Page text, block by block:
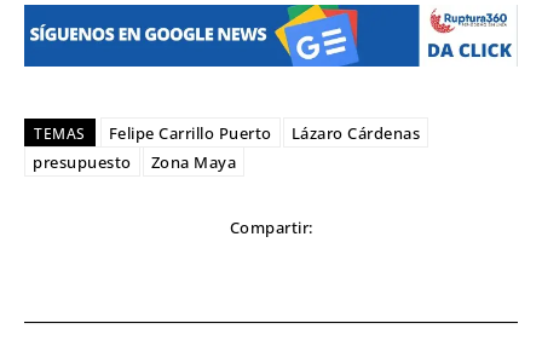
TEMAS Felipe Carrillo Puerto
Lázaro Cárdenas
presupuesto
Zona Maya
Compartir: